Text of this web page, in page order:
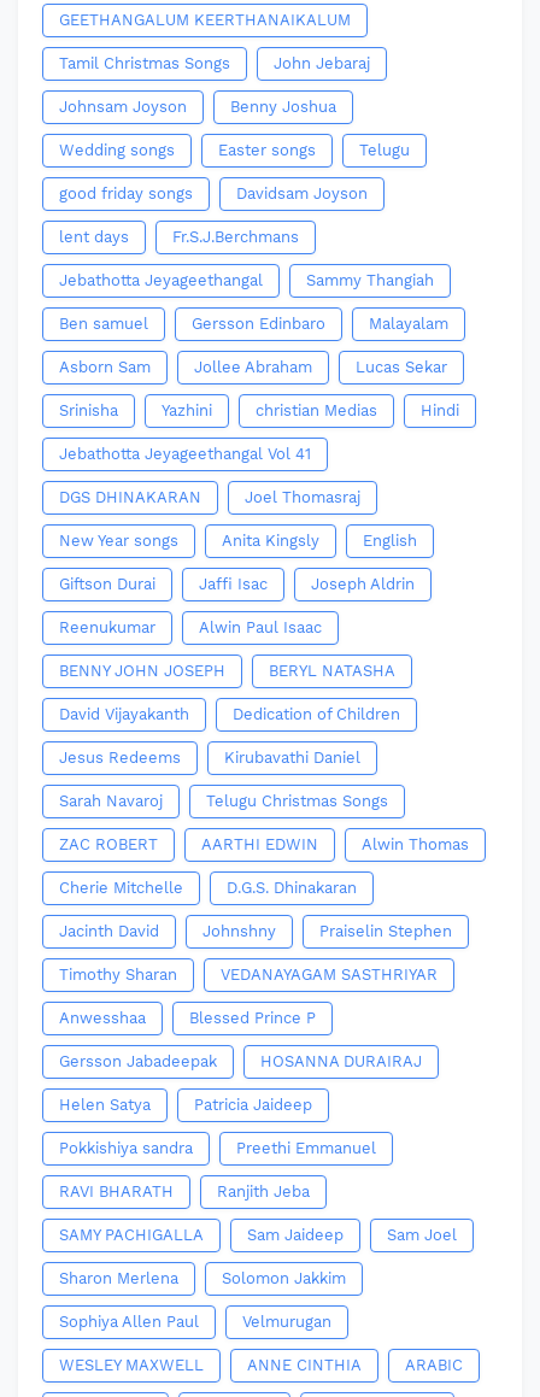
GEETHANGALUM KEERTHANAIKALUM
Tamil Christmas Songs John Jebaraj
Johnsam Joyson Benny Joshua
Wedding songs Easter songs Telugu
good friday songs Davidsam Joyson
lent days Fr.S.J.Berchmans
Jebathotta Jeyageethangal Sammy Thangiah
Ben samuel Gersson Edinbaro Malayalam
Asborn Sam Jollee Abraham Lucas Sekar
Srinisha Yazhini christian Medias Hindi
Jebathotta Jeyageethangal Vol 41
DGS DHINAKARAN Joel Thomasraj
New Year songs Anita Kingsly English
Giftson Durai Jaffi Isac Joseph Aldrin
Reenukumar Alwin Paul Isaac
BENNY JOHN JOSEPH BERYL NATASHA
David Vijayakanth Dedication of Children
Jesus Redeems Kirubavathi Daniel
Sarah Navaroj Telugu Christmas Songs
ZAC ROBERT AARTHI EDWIN Alwin Thomas
Cherie Mitchelle D.G.S. Dhinakaran
Jacinth David Johnshny Praiselin Stephen
Timothy Sharan VEDANAYAGAM SASTHRIYAR
Anwesshaa Blessed Prince P
Gersson Jabadeepak HOSANNA DURAIRAJ
Helen Satya Patricia Jaideep
Pokkishiya sandra Preethi Emmanuel
RAVI BHARATH Ranjith Jeba
SAMY PACHIGALLA Sam Jaideep Sam Joel
Sharon Merlena Solomon Jakkim
Sophiya Allen Paul Velmurugan
WESLEY MAXWELL ANNE CINTHIA ARABIC